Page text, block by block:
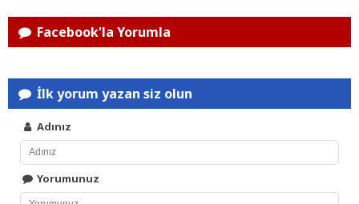
Facebook'la Yorumla
İlk yorum yazan siz olun
Adınız
Yorumunuz